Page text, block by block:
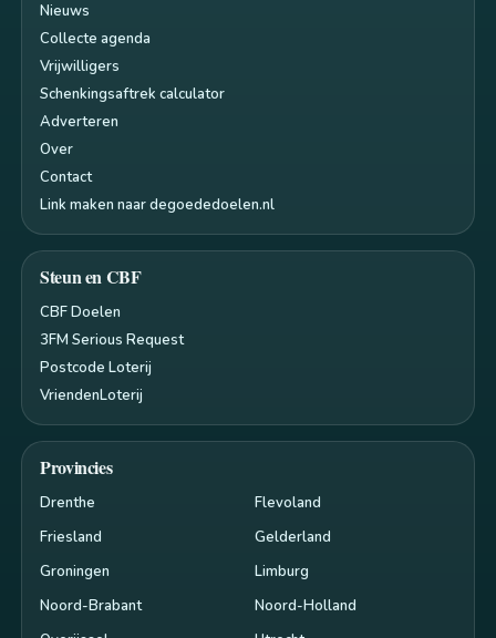
Nieuws
Collecte agenda
Vrijwilligers
Schenkingsaftrek calculator
Adverteren
Over
Contact
Link maken naar degoededoelen.nl
Steun en CBF
CBF Doelen
3FM Serious Request
Postcode Loterij
VriendenLoterij
Provincies
Drenthe
Flevoland
Friesland
Gelderland
Groningen
Limburg
Noord-Brabant
Noord-Holland